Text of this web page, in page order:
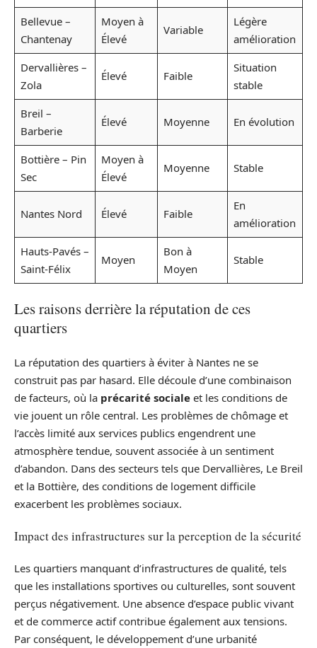
Bellevue –
Chantenay
Moyen à
Élevé
Variable
Légère
amélioration
Dervallières –
Zola
Élevé Faible
Situation
stable
Breil –
Barberie
Élevé Moyenne En évolution
Bottière – Pin
Sec
Moyen à
Élevé
Moyenne Stable
Nantes Nord Élevé Faible
En
amélioration
Hauts-Pavés –
Saint-Félix
Moyen
Bon à
Moyen
Stable
Les raisons derrière la réputation de ces
quartiers
La réputation des quartiers à éviter à Nantes ne se
construit pas par hasard. Elle découle d’une combinaison
de facteurs, où la précarité sociale et les conditions de
vie jouent un rôle central. Les problèmes de chômage et
l’accès limité aux services publics engendrent une
atmosphère tendue, souvent associée à un sentiment
d’abandon. Dans des secteurs tels que Dervallières, Le Breil
et la Bottière, des conditions de logement difficile
exacerbent les problèmes sociaux.
Impact des infrastructures sur la perception de la sécurité
Les quartiers manquant d’infrastructures de qualité, tels
que les installations sportives ou culturelles, sont souvent
perçus négativement. Une absence d’espace public vivant
et de commerce actif contribue également aux tensions.
Par conséquent, le développement d’une urbanité